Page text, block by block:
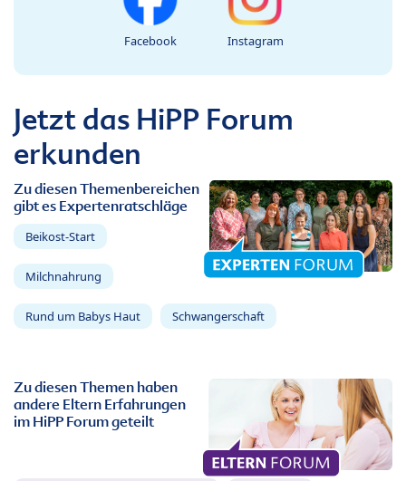
Facebook Instagram
Jetzt das HiPP Forum
erkunden
Zu diesen Themenbereichen
gibt es Expertenratschläge
Beikost-Start
Milchnahrung
Rund um Babys Haut Schwangerschaft
Zu diesen Themen haben
andere Eltern Erfahrungen
im HiPP Forum geteilt